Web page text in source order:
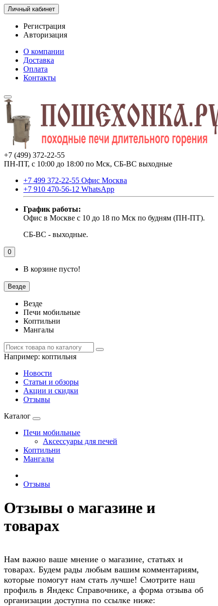
Личный кабинет
Регистрация
Авторизация
О компании
Доставка
Оплата
Контакты
+7 (499) 372-22-55
ПН-ПТ, с 10:00 до 18:00 по Мск, СБ-ВС выходные
+7 499 372-22-55 Офис Москва
+7 910 470-56-12 WhatsApp
График работы:
Офис в Москве с 10 до 18 по Мск по будням (ПН-ПТ).
СБ-ВС - выходные.
0
В корзине пусто!
Везде
Везде
Печи мобильные
Коптильни
Мангалы
Например: коптильня
Новости
Статьи и обзоры
Акции и скидки
Отзывы
Каталог
Печи мобильные
Аксессуары для печей
Коптильни
Мангалы
Отзывы
Отзывы о магазине и
товарах
Нам важно ваше мнение о магазине, статьях и
товарах. Будем рады любым вашим комментариям,
которые помогут нам стать лучше! Смотрите наш
профиль в Яндекс Справочнике, а форма отзыва об
организации доступна по ссылке ниже: